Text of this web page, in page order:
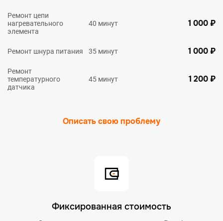
Ремонт цепи
нагревательного
элемента
40 минут 1 000 ₽
Ремонт шнура питания 35 минут 1 000 ₽
Ремонт
температурного
датчика
45 минут 1 200 ₽
Описать свою проблему
Фиксированная стоимость